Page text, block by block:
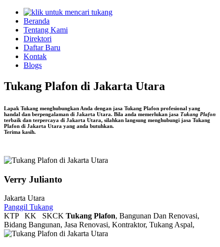
Beranda
Tentang Kami
Direktori
Daftar Baru
Kontak
Blogs
Tukang Plafon di Jakarta Utara
Lapak Tukang menghubungkan Anda dengan jasa Tukang Plafon profesional yang
handal dan berpengalaman di Jakarta Utara. Bila anda memerlukan jasa Tukang Plafon
terbaik dan terpercaya di Jakarta Utara, silahkan langsung menghubungi jasa Tukang
Plafon di Jakarta Utara yang anda butuhkan.
Terima kasih.
Verry Julianto
Jakarta Utara
Panggil Tukang
KTP KK SKCK Tukang Plafon, Bangunan Dan Renovasi,
Bidang Bangunan, Jasa Renovasi, Kontraktor, Tukang Aspal,